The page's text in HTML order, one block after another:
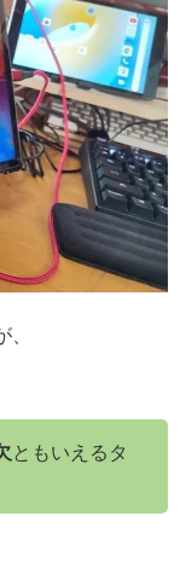
ともいえるタ